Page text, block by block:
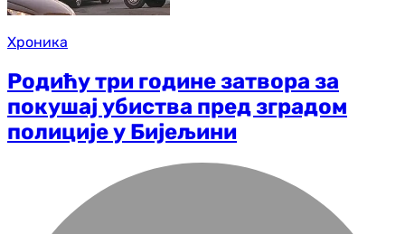
Хроника
Родићу три године затвора за
покушај убиства пред зградом
полиције у Бијељини